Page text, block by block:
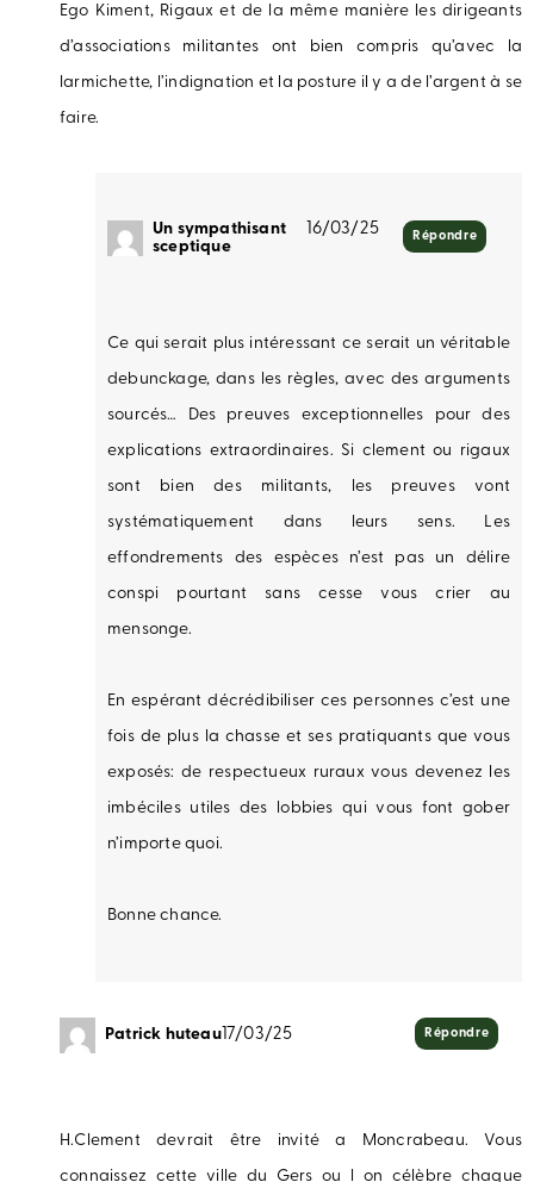
Ego Kiment, Rigaux et de la même manière les dirigeants
d’associations militantes ont bien compris qu’avec la
larmichette, l’indignation et la posture il y a de l’argent à se
faire.
Un sympathisant
sceptique
16/03/25
Ce qui serait plus intéressant ce serait un véritable
debunckage, dans les règles, avec des arguments
sourcés… Des preuves exceptionnelles pour des
explications extraordinaires. Si clement ou rigaux
sont bien des militants, les preuves vont
systématiquement dans leurs sens. Les
effondrements des espèces n’est pas un délire
conspi pourtant sans cesse vous crier au
mensonge.
En espérant décrédibiliser ces personnes c’est une
fois de plus la chasse et ses pratiquants que vous
exposés: de respectueux ruraux vous devenez les
imbéciles utiles des lobbies qui vous font gober
n’importe quoi.
Bonne chance.
Répondre
Patrick huteau17/03/25
H.Clement devrait être invité a Moncrabeau. Vous
connaissez cette ville du Gers ou l on célèbre chaque
Répondre